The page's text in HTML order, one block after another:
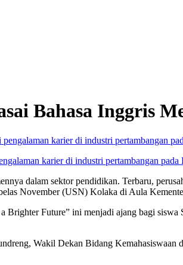
Bahasa Inggris
karier di industri pertambangan
dalam sektor pendidikan. Terbaru,
November (USN) Kolaka di Aula
Future” ini menjadi ajang bagi
Wakil Dekan Bidang Kemahasiswaan